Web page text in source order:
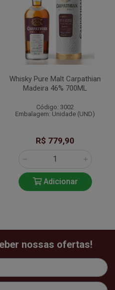
Whisky Pure Malt Carpathian
Madeira 46% 700ML
Código: 3002
Embalagem: Unidade (UND)
R$ 779,90
Adicionar
nossas ofertas!